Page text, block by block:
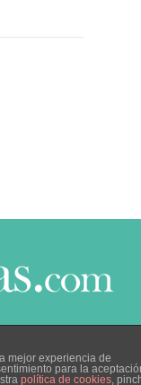
EL AÑO
DE
mejor experiencia de
para la
política de cookies,